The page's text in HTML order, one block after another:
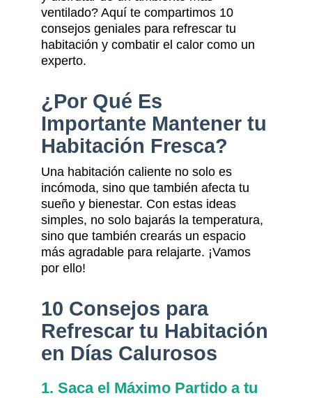
ventilado? Aquí te compartimos 10
consejos geniales para refrescar tu
habitación y combatir el calor como un
experto.
¿Por Qué Es
Importante Mantener tu
Habitación Fresca?
Una habitación caliente no solo es
incómoda, sino que también afecta tu
sueño y bienestar. Con estas ideas
simples, no solo bajarás la temperatura,
sino que también crearás un espacio
más agradable para relajarte. ¡Vamos
por ello!
10 Consejos para
Refrescar tu Habitación
en Días Calurosos
1. Saca el Máximo Partido a tu